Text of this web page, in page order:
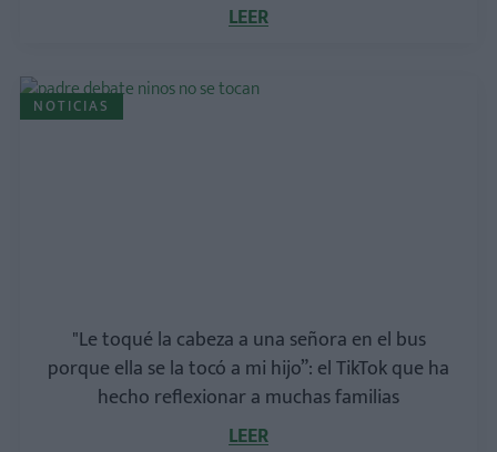
LEER
NOTICIAS
"Le toqué la cabeza a una señora en el bus
porque ella se la tocó a mi hijo”: el TikTok que ha
hecho reflexionar a muchas familias
LEER